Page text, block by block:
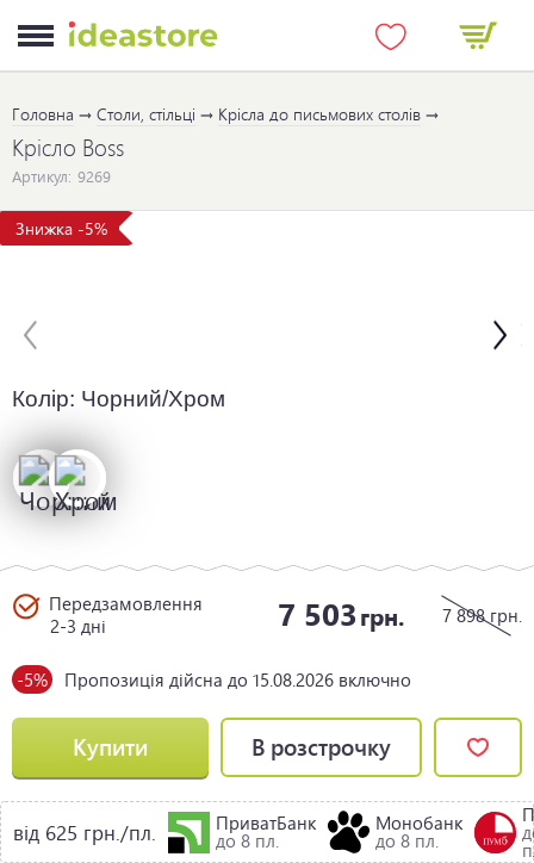
Головна Столи, стільці Крісла до письмових столів
Крісло Boss
Артикул: 9269
Знижка -5%
Колір: Чорний/Хром
7 898 грн.
7 503грн.
Передзамовлення
2-3 дні
-5% Пропозиція дійсна до 15.08.2026 включно
Купити В розстрочку
від 625 грн./пл. ПриватБанк
до 8 пл.
Монобанк
до 8 пл.